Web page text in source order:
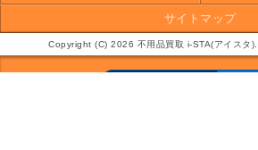
サイトマップ
Copyright (C) 2026 不用品買取 i-STA(アイスタ